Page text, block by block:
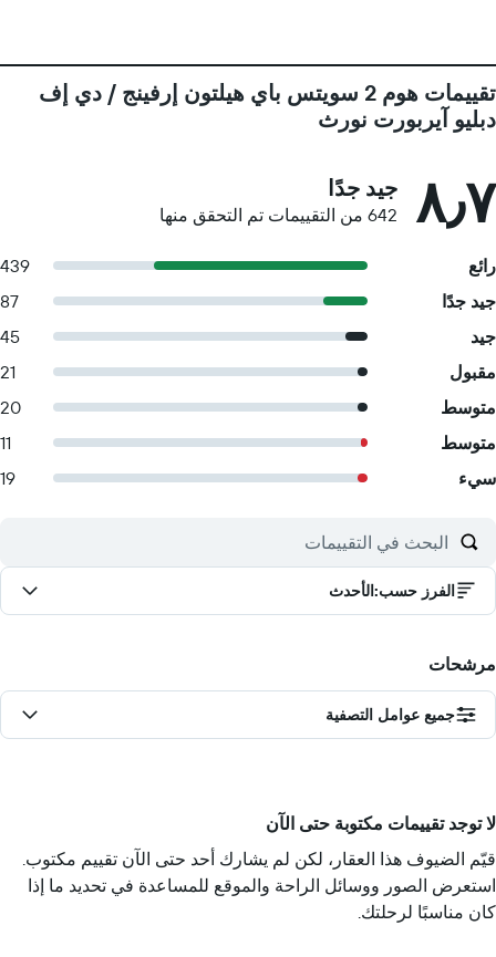
تقييمات هوم 2 سويتس باي هيلتون إرفينج / دي إف
دبليو آيربورت نورث
٨٫٧ جيد جدًا
642 من التقييمات تم التحقق منها
رائع
439
جيد جدًا
87
جيد
45
مقبول
21
متوسط
20
متوسط
11
سيء
19
الفرز حسب:الأحدث
مرشحات
جميع عوامل التصفية
لا توجد تقييمات مكتوبة حتى الآن
قيّم الضيوف هذا العقار، لكن لم يشارك أحد حتى الآن تقييم مكتوب.
استعرض الصور ووسائل الراحة والموقع للمساعدة في تحديد ما إذا
كان مناسبًا لرحلتك.